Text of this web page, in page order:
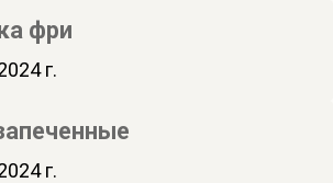
фри
г.
г.